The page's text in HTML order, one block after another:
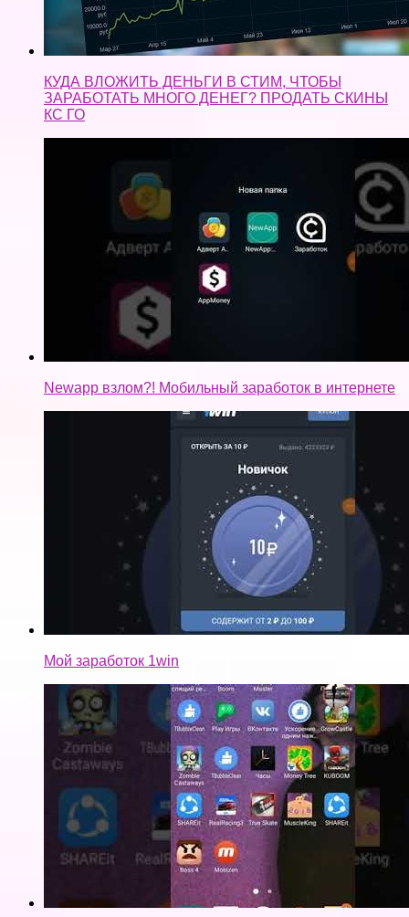
КУДА ВЛОЖИТЬ ДЕНЬГИ В СТИМ, ЧТОБЫ
ЗАРАБОТАТЬ МНОГО ДЕНЕГ? ПРОДАТЬ СКИНЫ
КС ГО
Newapp взлом?! Мобильный заработок в интернете
Мой заработок 1win